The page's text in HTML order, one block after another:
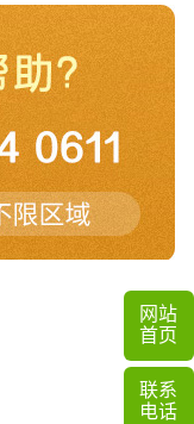
网站
首页
联系
电话